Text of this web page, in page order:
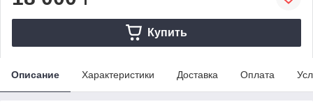
Купить
Описание Характеристики Доставка Оплата